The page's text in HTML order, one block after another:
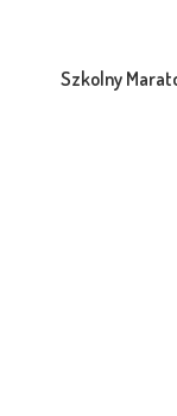
Szkolny